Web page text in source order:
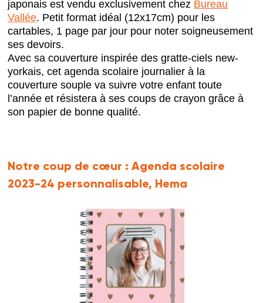
japonais est vendu exclusivement chez Bureau
Vallée. Petit format idéal (12x17cm) pour les
cartables, 1 page par jour pour noter soigneusement
ses devoirs.
Avec sa couverture inspirée des gratte-ciels new-
yorkais, cet agenda scolaire journalier à la
couverture souple va suivre votre enfant toute
l’année et résistera à ses coups de crayon grâce à
son papier de bonne qualité.
Notre coup de cœur :Agenda scolaire
2023-24 personnalisable, Hema